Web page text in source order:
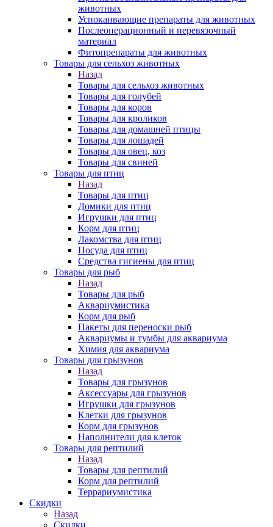
животных
Успокаивающие препараты для животных
Послеоперационный и перевязочный
материал
Фитопрепараты для животных
Товары для сельхоз животных
Назад
Товары для сельхоз животных
Товары для голубей
Товары для коров
Товары для кроликов
Товары для домашней птицы
Товары для лошадей
Товары для овец, коз
Товары для свиней
Товары для птиц
Назад
Товары для птиц
Домики для птиц
Игрушки для птиц
Корм для птиц
Лакомства для птиц
Посуда для птиц
Средства гигиены для птиц
Товары для рыб
Назад
Товары для рыб
Аквариумистика
Корм для рыб
Пакеты для переноски рыб
Аквариумы и тумбы для аквариума
Химия для аквариума
Товары для грызунов
Назад
Товары для грызунов
Аксессуары для грызунов
Игрушки для грызунов
Клетки для грызунов
Корм для грызунов
Наполнители для клеток
Товары для рептилий
Назад
Товары для рептилий
Корм для рептилий
Террариумистика
Скидки
Назад
Скидки